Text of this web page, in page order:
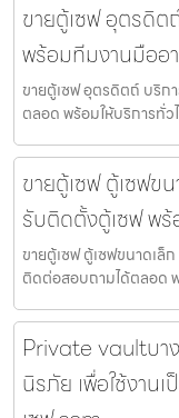
ขายตู้เซฟ อุตรดิต
พร้อมทีมงานมืออ
ขายตู้เซฟ อุตรดิตถ์ บริก
ตลอด พร้อมให้บริการทั่ว
ขายตู้เซฟ ตู้เซฟข
รับติดตั้งตู้เซฟ พ
ขายตู้เซฟ ตู้เซฟขนาดเล็
ติดต่อสอบถามได้ตลอด
Private vaultบา
นิรภัย เพื่อใช้งาน